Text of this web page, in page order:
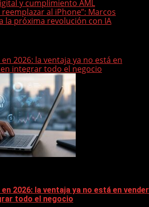
y cumplimiento AML
reemplazar al iPhone”: Marcos
la próxima revolución con IA
2026: la ventaja ya no está en
integrar todo el negocio
2026: la ventaja ya no está en vender
todo el negocio